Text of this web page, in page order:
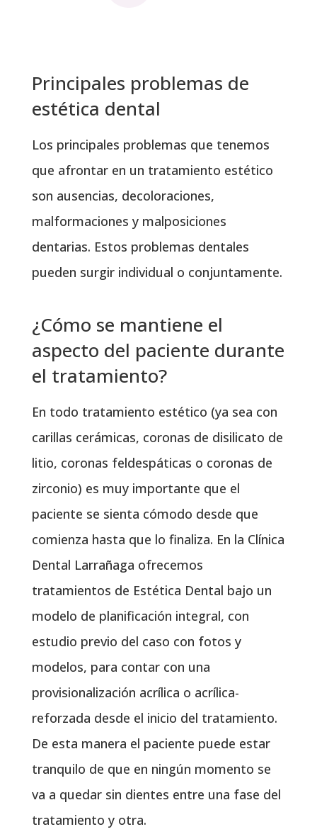
Principales problemas de
estética dental
Los principales problemas que tenemos
que afrontar en un tratamiento estético
son ausencias, decoloraciones,
malformaciones y malposiciones
dentarias. Estos problemas dentales
pueden surgir individual o conjuntamente.
¿Cómo se mantiene el
aspecto del paciente durante
el tratamiento?
En todo tratamiento estético (ya sea con
carillas cerámicas, coronas de disilicato de
litio, coronas feldespáticas o coronas de
zirconio) es muy importante que el
paciente se sienta cómodo desde que
comienza hasta que lo finaliza. En la Clínica
Dental Larrañaga ofrecemos
tratamientos de Estética Dental bajo un
modelo de planificación integral, con
estudio previo del caso con fotos y
modelos, para contar con una
provisionalización acrílica o acrílica-
reforzada desde el inicio del tratamiento.
De esta manera el paciente puede estar
tranquilo de que en ningún momento se
va a quedar sin dientes entre una fase del
tratamiento y otra.